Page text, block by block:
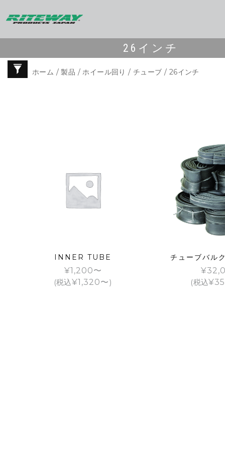
26インチ
ホーム /製品 /ホイール回り / チューブ / 26インチ
INNER TUBE
¥1,200
(税込¥1,320 )
チューブバル
¥
(税込¥